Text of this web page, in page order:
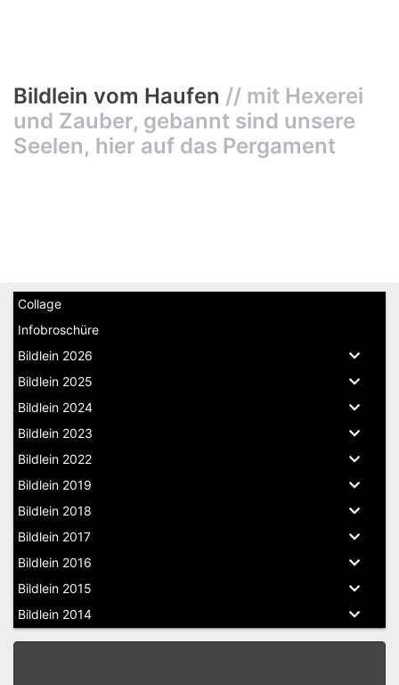
Bildlein vom Haufen // mit Hexerei
und Zauber, gebannt sind unsere
Seelen, hier auf das Pergament
Collage
Infobroschüre
Bildlein 2026
Bildlein 2025
Bildlein 2024
Bildlein 2023
Bildlein 2022
Bildlein 2019
Bildlein 2018
Bildlein 2017
Bildlein 2016
Bildlein 2015
Bildlein 2014